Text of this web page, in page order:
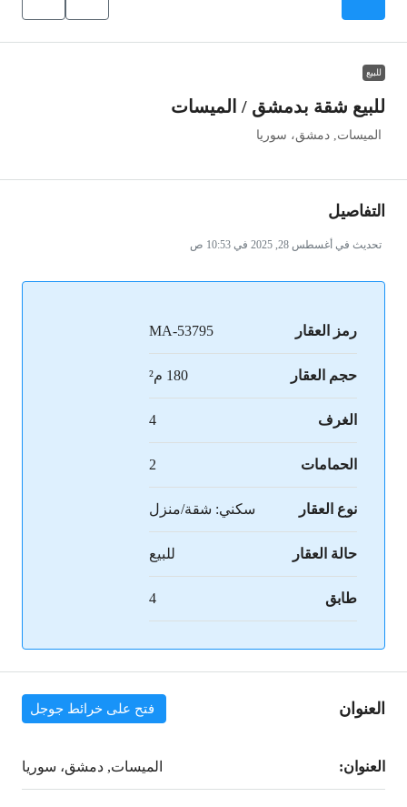
للبيع
للبيع شقة بدمشق / الميسات
الميسات, دمشق، سوريا
التفاصيل
تحديث في أغسطس 28, 2025 في 10:53 ص
رمز العقار MA-53795
حجم العقار 180 م²
الغرف 4
الحمامات 2
نوع العقار سكني: شقة/منزل
حالة العقار للبيع
طابق 4
العنوان فتح على خرائط جوجل
العنوان: الميسات, دمشق، سوريا